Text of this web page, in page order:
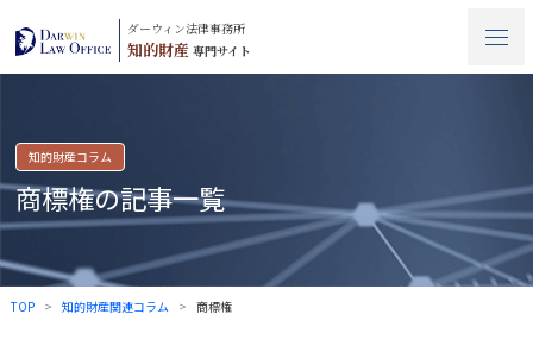
ダーウィン法律事務所
知的財産 専門サイト
知的財産コラム
商標権の記事一覧
TOP 知的財産関連コラム 商標権